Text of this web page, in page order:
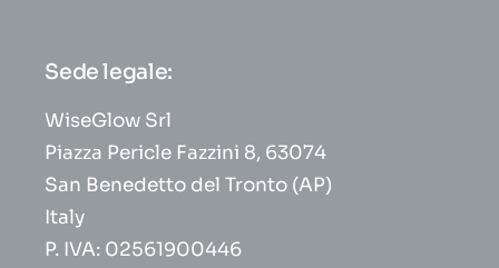
Sede legale:
WiseGlow Srl
Piazza Pericle Fazzini 8, 63074
San Benedetto del Tronto (AP)
Italy
P. IVA: 02561900446